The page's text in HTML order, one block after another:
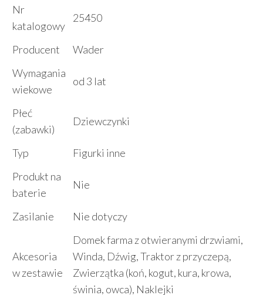
Nr
katalogowy
25450
Producent
Wader
Wymagania
wiekowe
od 3 lat
Płeć
(zabawki)
Dziewczynki
Typ
Figurki inne
Produkt na
baterie
Nie
Zasilanie Nie dotyczy
Akcesoria
w zestawie
Domek farma z otwieranymi drzwiami,
Winda, Dźwig, Traktor z przyczepą,
Zwierzątka (koń, kogut, kura, krowa,
świnia, owca), Naklejki